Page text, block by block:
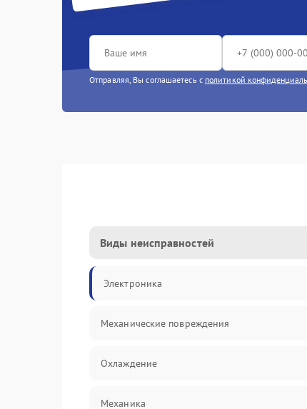
Отправляя, Вы соглашаетесь с политикой
Виды неисправностей
Электроника
Механические повреждения
Охлаждение
Механика